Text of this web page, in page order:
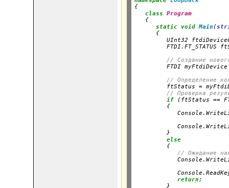
{
class
Program
   {
static
void Main (
      {
UInt32
FTDI.FT_STATUS
// Создание
FTDI
// Определение
ftStatus =
// Проверка
if (ftStatus ==
         {
         }
else
         {
// Ожидание
return;
         }